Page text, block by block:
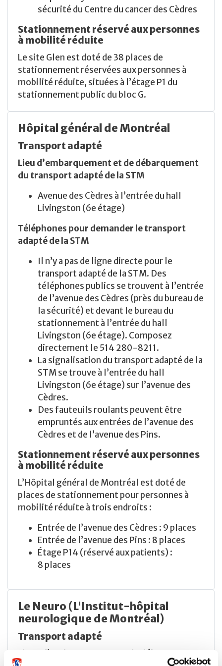
sécurité du Centre du cancer des Cèdres
Stationnement réservé aux personnes
à mobilité réduite
Le site Glen est doté de 38 places de
stationnement réservées aux personnes à
mobilité réduite, situées à l’étage P1 du
stationnement public du bloc G.
Hôpital général de Montréal
Transport adapté
Lieu d’embarquement et de débarquement
du transport adapté de la STM
Avenue des Cèdres à l’entrée du hall
Livingston (6e étage)
Téléphones pour demander le transport
adapté de la STM
Il n’y a pas de ligne directe pour le
transport adapté de la STM. Des
téléphones publics se trouvent à l’entrée
de l’avenue des Cèdres (près du bureau de
la sécurité) et devant le bureau du
stationnement à l’entrée du hall
Livingston (6e étage). Composez
directement le 514 280-8211.
La signalisation du transport adapté de la
STM se trouve à l’entrée du hall
Livingston (6e étage) sur l’avenue des
Cèdres.
Des fauteuils roulants peuvent être
empruntés aux entrées de l’avenue des
Cèdres et de l’avenue des Pins.
Stationnement réservé aux personnes
à mobilité réduite
L’Hôpital général de Montréal est doté de
places de stationnement pour personnes à
mobilité réduite à trois endroits :
Entrée de l’avenue des Cèdres : 9 places
Entrée de l’avenue des Pins : 8 places
Étage P14 (réservé aux patients) :
8 places
Le Neuro (L'Institut-hôpital
neurologique de Montréal)
Transport adapté
Lieux d’embarquement et de débarquement